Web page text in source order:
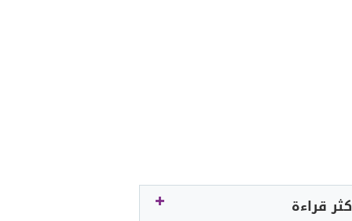
قراءة